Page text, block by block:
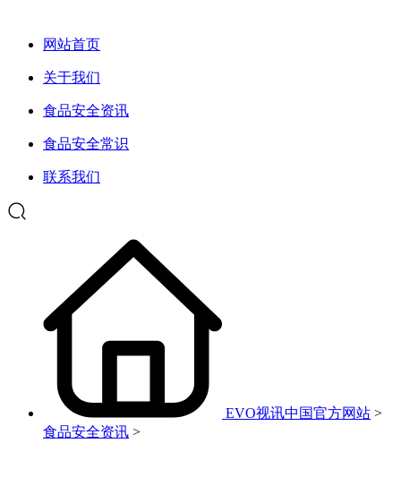
网站首页
关于我们
食品安全资讯
食品安全常识
联系我们
EVO视讯中国官方网站 >
食品安全资讯 >